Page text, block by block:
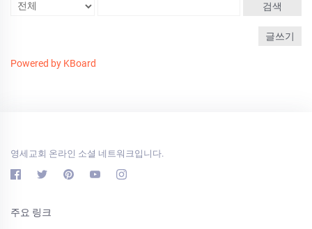
검색
글쓰기
Powered by KBoard
영세교회 온라인 소셜 네트워크입니다.
주요 링크